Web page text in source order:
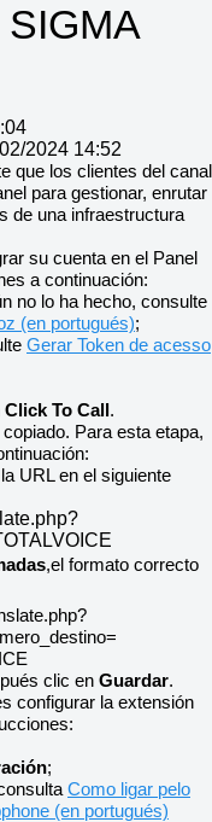
2024 14:52
que los clientes del canal
para gestionar, enrutar
de una infraestructura
su cuenta en el Panel
a continuación:
no lo ha hecho, consulte
(en portugués);
Gerar Token de acesso
Click To Call .
Para esta etapa,
URL en el siguiente
,el formato correcto
clic en Guardar.
configurar la extensión
;
Como ligar pelo
(en portugués)